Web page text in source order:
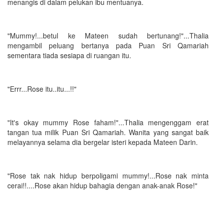
"Mummy!...betul ke Mateen sudah bertunang!"...Thalia
mengambil peluang bertanya pada Puan Sri Qamariah
sementara tiada sesiapa di ruangan itu.
"Errr...Rose itu..itu...!!"
"It's okay mummy Rose faham!"...Thalia mengenggam erat
tangan tua milik Puan Sri Qamariah. Wanita yang sangat baik
melayannya selama dia bergelar isteri kepada Mateen Darin.
"Rose tak nak hidup berpoligami mummy!...Rose nak minta
cerai!!....Rose akan hidup bahagia dengan anak-anak Rose!"